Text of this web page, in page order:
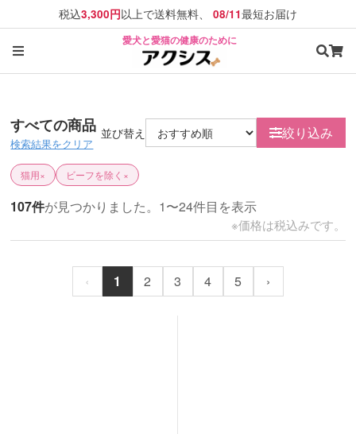
税込3,300円以上で送料無料、 08/11最短お届け
愛犬と愛猫の健康のために
すべての商品
検索結果をクリア
並び替え 絞り込み
猫用× ビーフを除く ×
107件が見つかりました。1〜24件目を表示
※価格は税込みです。
‹ 1 2 3 4 5 ›